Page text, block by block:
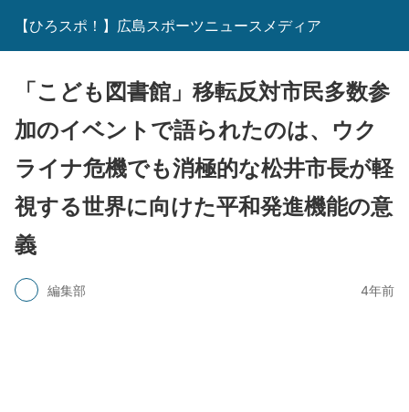
【ひろスポ！】広島スポーツニュースメディア
「こども図書館」移転反対市民多数参
加のイベントで語られたのは、ウク
ライナ危機でも消極的な松井市長が軽
視する世界に向けた平和発進機能の意
義
編集部 4年前